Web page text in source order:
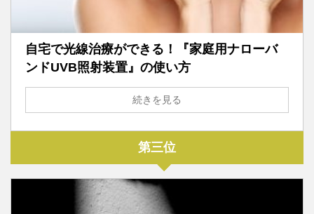
自宅で光線治療ができる！『家庭用ナローバ
ンドUVB照射装置』の使い方
続きを見る
第三位